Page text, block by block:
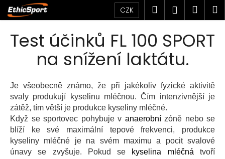
Přejít
na
obsah
CZK Hledat
Test účinků FL 100 SPORT
na snížení laktátu.
Je všeobecně známo, že při jakékoliv fyzické aktivitě
svaly produkují kyselinu mléčnou. Čím intenzivnější je
zátěž, tím větší je produkce kyseliny mléčné.
Když se sportovec pohybuje v anaerobnízóně nebo se
blíží ke své maximální tepové frekvenci, produkce
kyseliny mléčné je na svém maximu a pocit svalové
únavy se zvyšuje. Pokud se kyselina mléčná tvoří
o
p
o
t
ř
e
b